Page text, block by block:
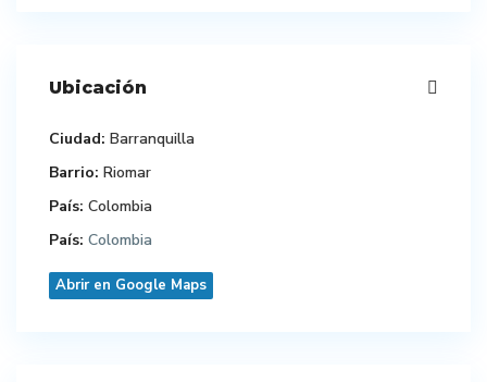
Ubicación
Ciudad: Barranquilla
Barrio: Riomar
País: Colombia
País: Colombia
Abrir en Google Maps